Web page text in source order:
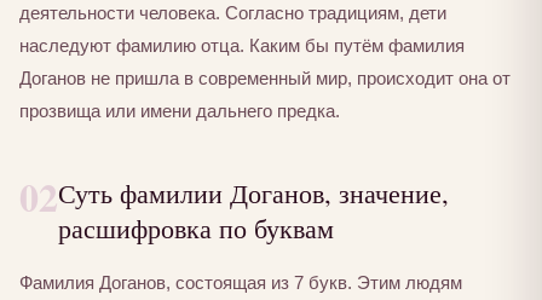
деятельности человека. Согласно традициям, дети
наследуют фамилию отца. Каким бы путём фамилия
Доганов не пришла в современный мир, происходит она от
прозвища или имени дальнего предка.
02Суть фамилии Доганов, значение,
расшифровка по буквам
Фамилия Доганов, состоящая из 7 букв. Этим людям